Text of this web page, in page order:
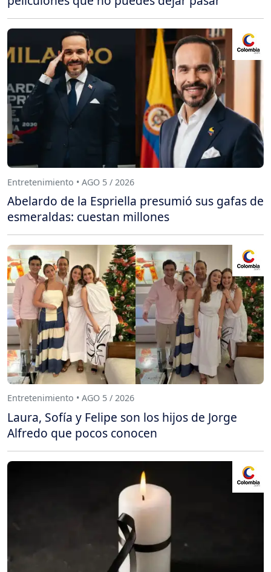
Entretenimiento • AGO 5 / 2026
Abelardo de la Espriella presumió sus gafas de
esmeraldas: cuestan millones
Entretenimiento • AGO 5 / 2026
Laura, Sofía y Felipe son los hijos de Jorge
Alfredo que pocos conocen